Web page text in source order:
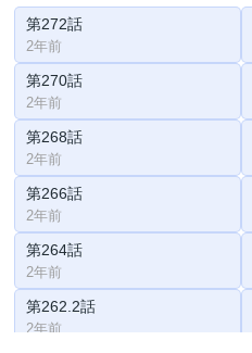
第272話
2年前
第270話
2年前
第268話
2年前
第266話
2年前
第264話
2年前
第262.2話
2年前